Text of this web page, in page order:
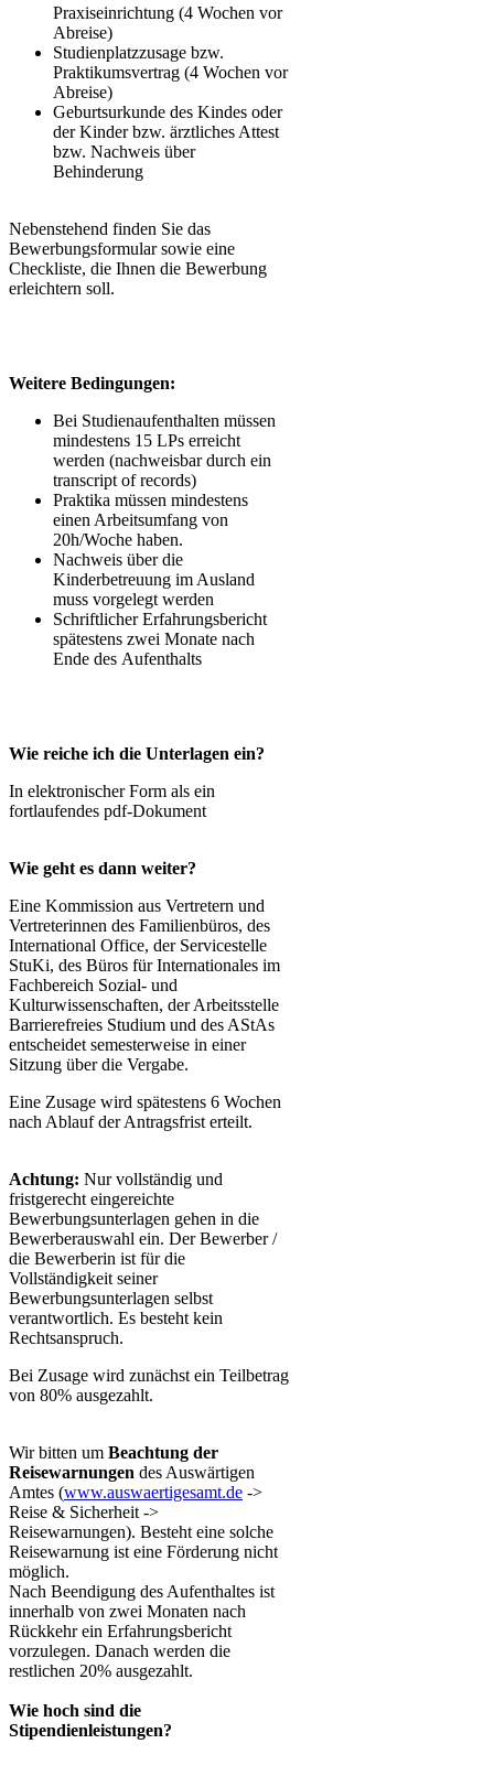
Praxiseinrichtung (4 Wochen vor
Abreise)
​Studienplatzzusage bzw.
Praktikumsvertrag (4 Wochen vor
Abreise)
Geburtsurkunde des Kindes oder
der Kinder bzw. ärztliches Attest
bzw. Nachweis über
Behinderung
​​Nebenstehend finden Sie das
Bewerbungsformular sowie eine
Checkliste, die Ihnen die Bewerbung
erleichtern soll.
Weitere Bedingungen:
Bei Studienaufenthalten müssen
mindestens 15 LPs erreicht
werden (nachweisbar durch ein
transcript of records)
Praktika müssen mindestens
einen Arbeitsumfang von
20h/Woche haben.
Nachweis über die
Kinderbetreuung im Ausland
muss vorgelegt werden
Schriftlicher Erfahrungsbericht
spätestens zwei Monate nach
Ende des ​Aufenthalts
Wie reiche ich die Unterlagen ein?
In elektronischer Form als ein
fortlaufendes pdf-Dokument
Wie geht es dann weiter?
Eine Kommission aus Vertretern und
Vertreterinnen des Familienbüros, des
International Office, der Servicestelle
StuKi, des Büros für Internationales im
Fachbereich Sozial- und
Kulturwissenschaften, der Arbeitsstelle
Barrierefreies Studium und des AStAs
entscheidet semesterweise in einer
Sitzung über die Vergabe.
Eine Zusage wird spätestens 6 Wochen
nach Ablauf der Antragsfrist erteilt.
Achtung: Nur vollständig und
fristgerecht eingereichte
Bewerbungsunterlagen gehen in die
Bewerberauswahl ein. Der Bewerber /
die Bewerberin ist für die
Vollständigkeit seiner
Bewerbungsunterlagen selbst
verantwortlich. Es besteht kein
Rechtsanspruch.
Bei Zusage wird zunächst ein Teilbetrag
von 80% ausgezahlt.
Wir bitten um Beachtung der
Reisewarnungen des Auswärtigen
Amtes (www.auswaertigesamt.de ->
Reise & Sicherheit ->
Reisewarnungen). Besteht eine solche
Reisewarnung ist eine Förderung nicht
möglich.
Nach Beendigung des Aufenthaltes ist
innerhalb von zwei Monaten nach
Rückkehr ein Erfahrungsbericht
vorzulegen. Danach werden die
restlichen 20% ausgezahlt.
Wie hoch sind die
Stipendienleistungen?